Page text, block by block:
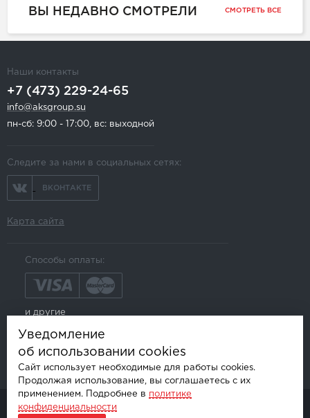
ВЫ НЕДАВНО СМОТРЕЛИ СМОТРЕТЬ ВСЕ
Наши контакты
+7 (473) 229-24-65
info@aksgroup.su
пн-сб: 9:00 - 17:00, вс: выходной
Следите за нами в социальных сетях:
ВКОНТАКТЕ
Карта сайта
Способы оплаты:
и другие
© AKSGROUP, 2026.
Уведомление
об использовании cookies
Сайт использует необходимые для работы cookies.
Продолжая использование, вы соглашаетесь с их
применением. Подробнее в политике
конфиденциальности